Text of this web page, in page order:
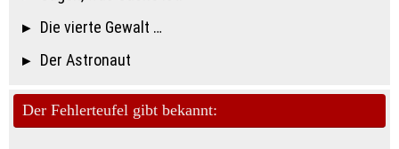
Die vierte Gewalt …
Der Astronaut
Der Fehlerteufel gibt bekannt: